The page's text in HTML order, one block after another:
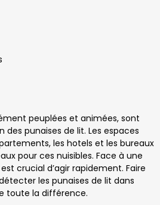
peuplées et animées, sont
des punaises de lit. Les espaces
les hotels et les bureaux
pour ces nuisibles. Face à une
crucial d’agir rapidement. Faire
les punaises de lit dans
toute la différence.